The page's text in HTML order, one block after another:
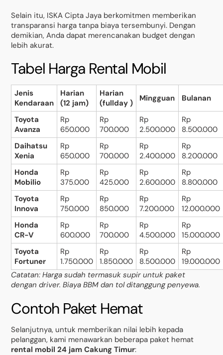
Selain itu, ISKA Cipta Jaya berkomitmen memberikan
transparansi harga tanpa biaya tersembunyi. Dengan
demikian, Anda dapat merencanakan budget dengan
lebih akurat.
Tabel Harga Rental Mobil
Jenis
Kendaraan
Harian
(12 jam)
Harian
(fullday )
Mingguan Bulanan
Toyota
Avanza
Rp
650.000
Rp
700.000
Rp
2.500.000
Rp
8.500.000
Daihatsu
Xenia
Rp
650.000
Rp
700.000
Rp
2.400.000
Rp
8.200.000
Honda
Mobilio
Rp
375.000
Rp
425.000
Rp
2.600.000
Rp
8.800.000
Toyota
Innova
Rp
750.000
Rp
850.000
Rp
7.200.000
Rp
12.000.000
Honda
CR-V
Rp
600.000
Rp
700.000
Rp
4.500.000
Rp
15.000.000
Toyota
Fortuner
Rp
1.750.000
Rp
1.850.000
Rp
8.500.000
Rp
19.000.000
Catatan: Harga sudah termasuk supir untuk paket
dengan driver. Biaya BBM dan tol ditanggung penyewa.
Contoh Paket Hemat
Selanjutnya, untuk memberikan nilai lebih kepada
pelanggan, kami menawarkan beberapa paket hemat
rental mobil 24 jam Cakung Timur: